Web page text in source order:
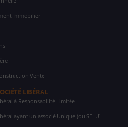
Immobilier
Vente
LIBÉRAL
à Responsabilité Limitée
ayant un associé Unique (ou SELU)